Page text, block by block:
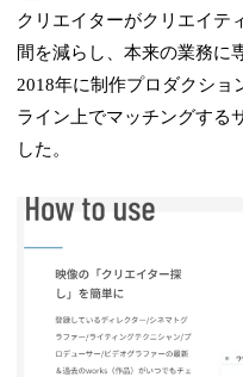
クリエイターがクリエイテ
間を減らし、本来の業務に
2018年に制作プロダクショ
ライン上でマッチングする
した。